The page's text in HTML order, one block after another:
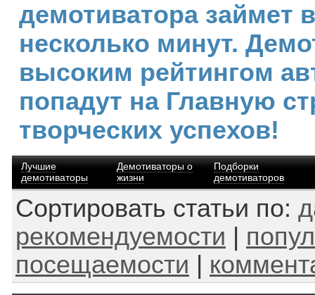
демотиватора займет
несколько минут.
высоким рейтингом
попадут на Главную
творческих успехов!
Лучшие
демотиваторы
Демотиваторы о
жизни
Подборки
демотиваторов
Сортировать статьи по:
рекомендуемости
посещаемости